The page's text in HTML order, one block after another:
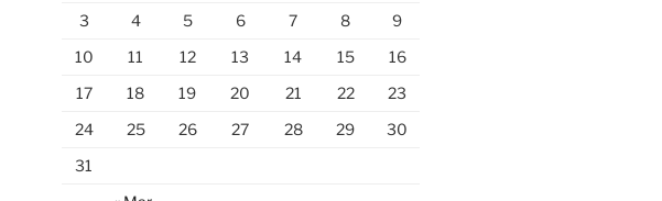
3
4 5 6 7 8
9
10
11 12 13 14 15
16
17
18 19 20 21 22
23
24
25 26 27 28 29
30
31